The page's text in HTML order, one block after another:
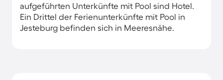
aufgeführten Unterkünfte mit Pool sind Hotel.
Ein Drittel der Ferienunterkünfte mit Pool in
Jesteburg befinden sich in Meeresnähe.